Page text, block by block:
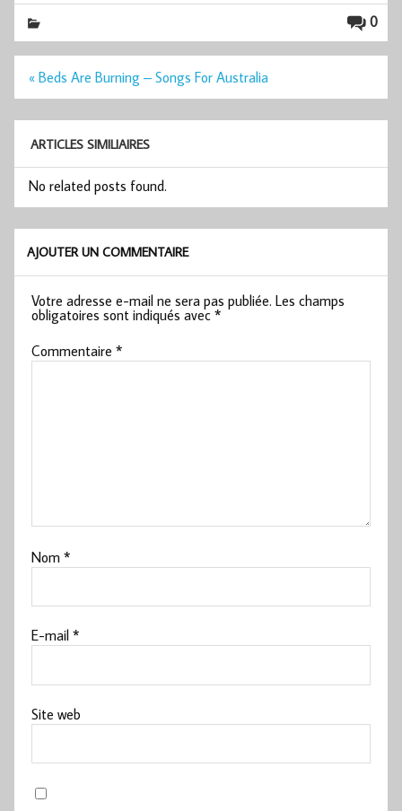
0
Navigation
« Beds Are Burning – Songs For Australia
ARTICLES SIMILIAIRES
No related posts found.
AJOUTER UN COMMENTAIRE
Votre adresse e-mail ne sera pas publiée. Les champs
obligatoires sont indiqués avec*
Commentaire*
Nom*
E-mail*
Site web